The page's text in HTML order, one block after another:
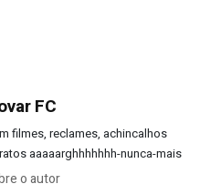
FC
filmes, reclames, achincalhos
aaaaarghhhhhhh-nunca-mais
o autor